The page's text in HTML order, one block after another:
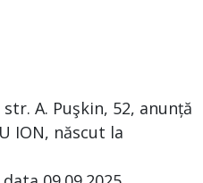
A. Puşkin, 52, anunță
ION, născut la